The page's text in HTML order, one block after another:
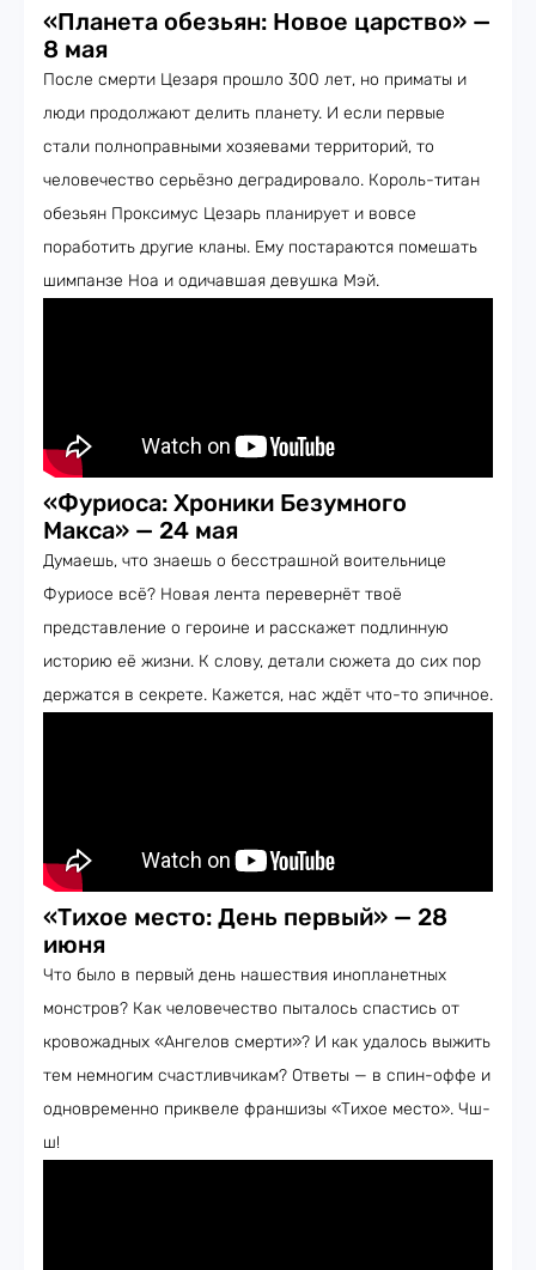
«Планета обезьян: Новое царство» —
8 мая
После смерти Цезаря прошло 300 лет, но приматы и
люди продолжают делить планету. И если первые
стали полноправными хозяевами территорий, то
человечество серьёзно деградировало. Король-титан
обезьян Проксимус Цезарь планирует и вовсе
поработить другие кланы. Ему постараются помешать
шимпанзе Ноа и одичавшая девушка Мэй.
«Фуриоса: Хроники Безумного
Макса» — 24 мая
Думаешь, что знаешь о бесстрашной воительнице
Фуриосе всё? Новая лента перевернёт твоё
представление о героине и расскажет подлинную
историю её жизни. К слову, детали сюжета до сих пор
держатся в секрете. Кажется, нас ждёт что-то эпичное.
«Тихое место: День первый» — 28
июня
Что было в первый день нашествия инопланетных
монстров? Как человечество пыталось спастись от
кровожадных «Ангелов смерти»? И как удалось выжить
тем немногим счастливчикам? Ответы — в спин-оффе и
одновременно приквеле франшизы «Тихое место». Чш-
ш!